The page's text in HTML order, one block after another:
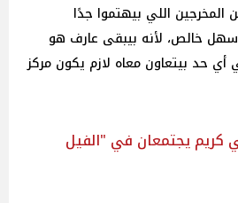
اللي بيهتموا جدًا
خالص، لأنه بيبقى عارف هو
أي حد بيتعاون معاه لازم يكون مركز
كريم يجتمعان في "الفيل